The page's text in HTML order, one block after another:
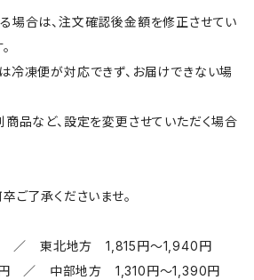
合は、注文確認後金額を修正させてい
凍便が対応できず、お届けできない場
品など、設定を変更させていただく場合
ご了承くださいませ。
／ 東北地方 1,815円～1,940円
／ 中部地方 1,310円～1,390円